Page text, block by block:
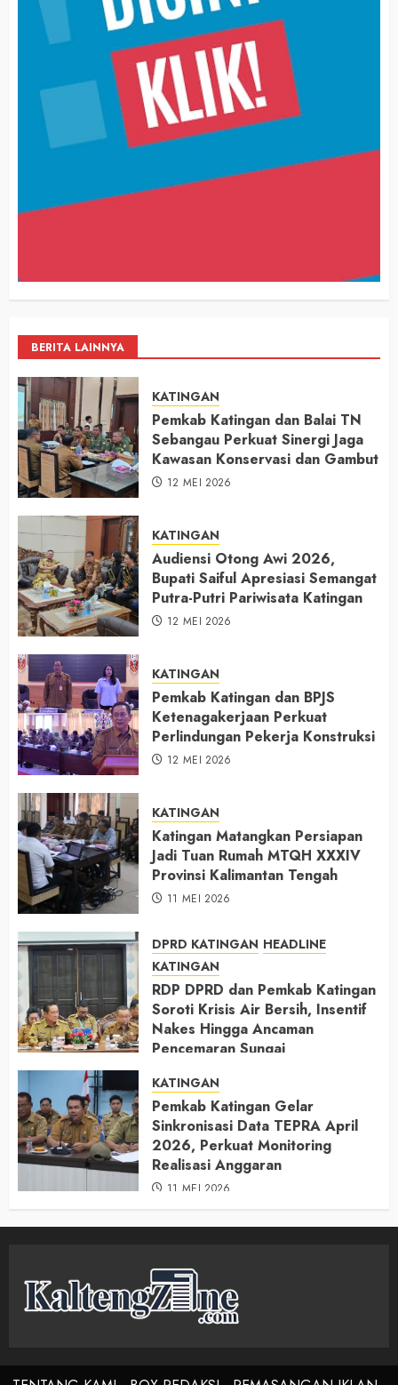
BERITA LAINNYA
KATINGAN
Pemkab Katingan dan Balai TN
Sebangau Perkuat Sinergi Jaga
Kawasan Konservasi dan Gambut
12 MEI 2026
KATINGAN
Audiensi Otong Awi 2026,
Bupati Saiful Apresiasi Semangat
Putra-Putri Pariwisata Katingan
12 MEI 2026
KATINGAN
Pemkab Katingan dan BPJS
Ketenagakerjaan Perkuat
Perlindungan Pekerja Konstruksi
12 MEI 2026
KATINGAN
Katingan Matangkan Persiapan
Jadi Tuan Rumah MTQH XXXIV
Provinsi Kalimantan Tengah
11 MEI 2026
DPRD KATINGAN HEADLINE
KATINGAN
RDP DPRD dan Pemkab Katingan
Soroti Krisis Air Bersih, Insentif
Nakes Hingga Ancaman
Pencemaran Sungai
KATINGAN
Pemkab Katingan Gelar
Sinkronisasi Data TEPRA April
2026, Perkuat Monitoring
Realisasi Anggaran
11 MEI 2026